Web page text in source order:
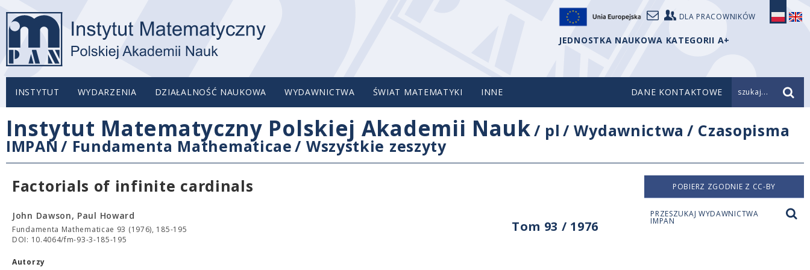
DLA PRACOWNIKÓW
JEDNOSTKA NAUKOWA KATEGORII A+
INSTYTUT WYDARZENIA DZIAŁALNOŚĆ NAUKOWA WYDAWNICTWA ŚWIAT MATEMATYKI INNE DANE KONTAKTOWE szukaj...
Instytut Matematyczny Polskiej Akademii Nauk/ pl /Wydawnictwa / Czasopisma
IMPAN / Fundamenta Mathematicae/ Wszystkie zeszyty
Factorials of infinite cardinals
Tom 93 / 1976
John Dawson, Paul Howard
Fundamenta Mathematicae 93 (1976), 185-195
DOI: 10.4064/fm-93-3-185-195
Autorzy
POBIERZ ZGODNIE Z CC-BY
PRZESZUKAJ WYDAWNICTWA
IMPAN